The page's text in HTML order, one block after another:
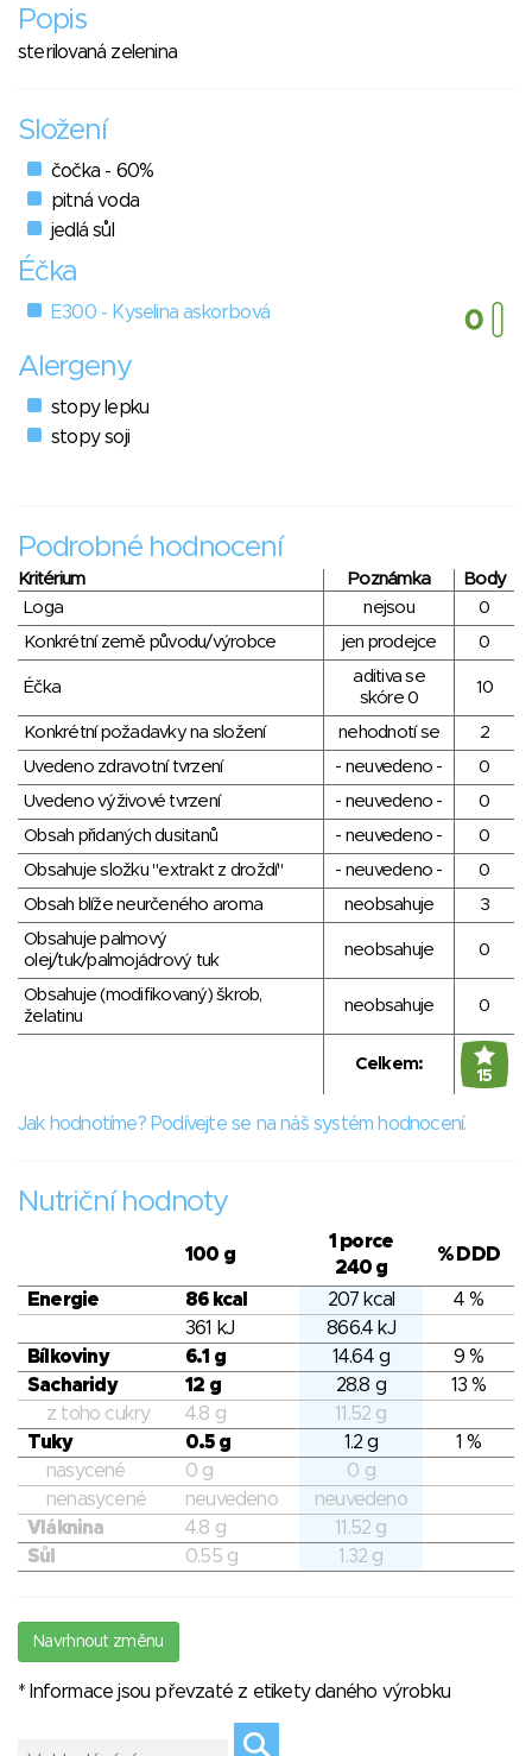
Popis
sterilovaná zelenina
Složení
čočka - 60%
pitná voda
jedlá sůl
Éčka
E300 - Kyselina askorbová
Alergeny
stopy lepku
stopy soji
Podrobné hodnocení
Kritérium Poznámka
Body
Loga
nejsou
0
Konkrétní země původu/výrobce
jen prodejce 0
Éčka
aditiva se
skóre 0
10
Konkrétní požadavky na složení nehodnotí se
2
Uvedeno zdravotní tvrzení
- neuvedeno -
0
Uvedeno výživové tvrzení
- neuvedeno -
0
Obsah přidaných dusitanů
- neuvedeno -
0
Obsahuje složku "extrakt z droždí"
- neuvedeno -
0
Obsah blíže neurčeného aroma
neobsahuje
3
Obsahuje palmový
olej/tuk/palmojádrový tuk
neobsahuje 0
Obsahuje (modifikovaný) škrob,
želatinu
neobsahuje 0
Celkem:
15
Jak hodnotíme? Podívejte se na náš systém hodnocení.
Nutriční hodnoty
100 g
1 porce
240 g
% DDD
Energie 86 kcal 207 kcal
4 %
361 kJ
866.4 kJ
Bílkoviny
6.1 g 14.64 g
9 %
Sacharidy
12 g 28.8 g
13 %
z toho cukry
4.8 g
11.52 g
Tuky
0.5 g 1.2 g
1 %
nasycené
0 g
0 g
nenasycené
neuvedeno
neuvedeno
Vláknina
4.8 g
11.52 g
Sůl
0.55 g 1.32 g
Navrhnout změnu
* Informace jsou převzaté z etikety daného výrobku